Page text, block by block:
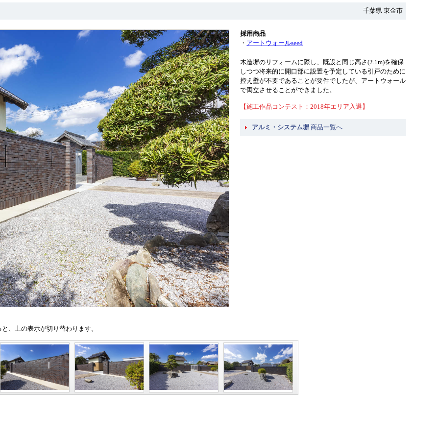
千葉県 東金市
採用商品
・ アートウォールseed
木造塀のリフォームに際し、既設と同じ高さ(2.1m)を確保
しつつ将来的に開口部に設置を予定している引戸のために
控え壁が不要であることが要件でしたが、アートウォール
で両立させることができました。
【施工作品コンテスト：2018年エリア入選】
アルミ・システム塀 商品一覧へ
上の表示が切り替わります。